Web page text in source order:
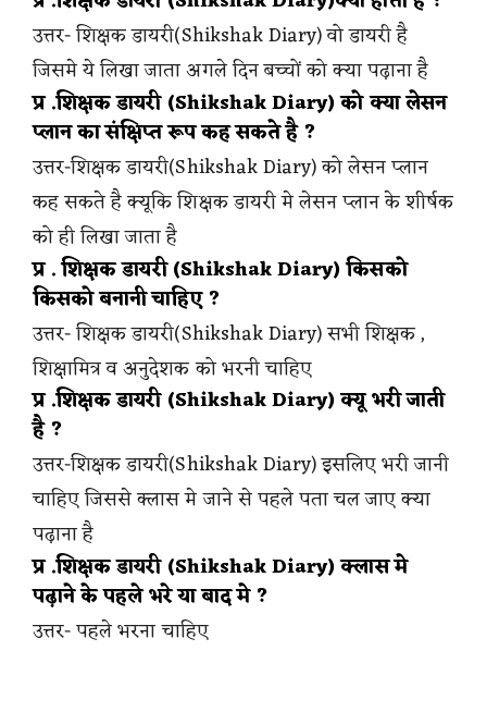
उत्तर- शिक्षक डायरी(Shikshak Diary) वो डायरी है
जिसमे ये लिखा जाता अगले दिन बच्चों को क्या पढ़ाना है
प्र .शिक्षक डायरी (Shikshak Diary) को क्या लेसन
प्लान का संक्षिप्त रूप कह सकते है ?
उत्तर-शिक्षक डायरी(Shikshak Diary) को लेसन प्लान
कह सकते है क्यूकि शिक्षक डायरी मे लेसन प्लान के शीर्षक
को ही लिखा जाता है
प्र . शिक्षक डायरी (Shikshak Diary) किसको
किसको बनानी चाहिए ?
उत्तर- शिक्षक डायरी(Shikshak Diary) सभी शिक्षक ,
शिक्षामित्र व अनुदेशक को भरनी चाहिए
प्र .शिक्षक डायरी (Shikshak Diary) क्यू भरी जाती
है ?
उत्तर-शिक्षक डायरी(Shikshak Diary) इसलिए भरी जानी
चाहिए जिससे क्लास मे जाने से पहले पता चल जाए क्या
पढ़ाना है
प्र .शिक्षक डायरी (Shikshak Diary) क्लास मे
पढ़ाने के पहले भरे या बाद मे ?
उत्तर- पहले भरना चाहिए